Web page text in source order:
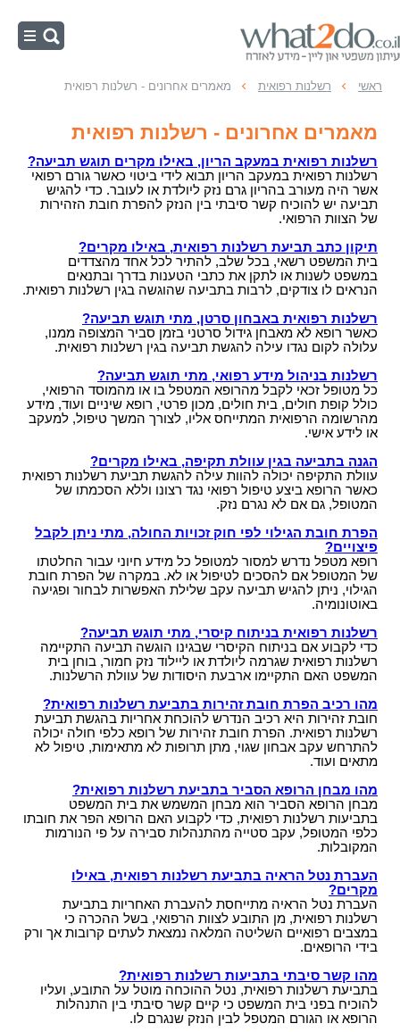
ראשי
מהי תאונת דרכים ?
מי זכאי לפיצויים?
תשלום תכוף לאחר תאונת דרכים
תאונת דרכים את מי תובעים?
חישוב פיצויים בתאונת דרכים
הקשר בין אבדן כושר השתכרות, נכות רפואית
ותיפקודית
תאונת דרכים עם חבלות קלות
תאונת פגע וברח - פיצויים
עבר רפואי ותאונת דרכים
עצות לנפגעים בתאונות דרכים
חוק הפיצויים לנפגעי תאונות דרכים
עורך דין תאונת דרכים, עברת תאונה? נשאר לבחור
עו"ד
תקנות פיצויים לנפגעי תאונות דרכים (תשלומים
תכופים)
חוק נפגעי תאונות דרכים (סיוע לבני משפחה)
ייעוץ - עורכי דין
שאלות ותשובות - נזקי גוף
פורום אורטופדיה וכירורגיה
מהי תאונת עבודה?
תאונות עבודה נוספות
תאונת עבודה במהלך הפסקה בתוך יום העבודה
את מי תובעים לאחר תאונת עבודה ?
תאונות עבודה או נכות כללית מה עדיף?
ועדות רפואיות
עורך דין תאונת עבודה, עברת תאונה עבודה? מחפש
עו"ד?
רשלנות רפואית
רשלנות רפואית, ילדים ואחריות הרופאים
מהו טיפול רפואי רשלני?
מתי תוגש תביעת רשלנות רפואית?
את מי תובעים?
רשלנות רפואית, מהי עוולת הרשלנות?
התיישנות ברשלנות רפואית
טעויות אולטראסאונד והקשר לרשלנות רפואית
רשלנות רפואית- העברת נטל הראיה אל הנתבעים
רשלנות רפואית - אבחון לקוי
רשלנות רפואית בלידה - הריון
תביעת רשלנות רפואית - הריון, לידה
שיתוק מוחין, פיגור שכלי, תביעת רשלנות רפואית
רשלנות רפואית- ניתוח פלסטי קוסמטי
זכויות החולה- על הזכויות שלנו בתחום הבריאות
מידע על תביעות רשלנות רפואית
ס` 35-36 לחוק הנזיקין
חוק זכויות החולה
ביטוח לאומי
זכויות נכים בביטוח לאומי
מחלות מקצוע
מיקרוטראומה
פיצויים בעקות תאונה אשר איננה תאונת עבודה -
מהם דמי תאונה?
נפגעי פעולות איבה
ביטוח לאומי - תביעות פיצויים נפגעי תאונות עבודה
צבא - משרד הביטחון
תביעות נגד משרד הביטחון
התיישנות - משרד הביטחון, צבא
הקשר בין השרות הצבאי למחלות נפש
פסוריאזיס, צבא - קשר בין המחלה לשרות
כיב קיבה, שרות צבאי והקשר
הקשר בין מחלת הסוכרת לשרות הצבאי
קצין תגמולים - בקשה לעיון נוסף
קצין תגמולים דחה את תביעתך?
נכי צה"ל וחוק הנכים, לאן?
קביעת אחוזי נכות לנפגעי משרד הביטחון - תקנות
נפגעי פעולות איבה - טרור
הלם קרב
קצין תגמולים- מידע משפטי ומדריך להגשת תביעה
נכי צה"ל - דוגמאות לתביעות נכות
עורכי דין מייעצים- משרד הביטחון, צבא
קטעי עיתונות
בחירת זכויות לפי חוק הביטוח הלאומי או לפי חוק
הנכים?
פגיעות אחרות
פגיעות במתקני ספורט, שעשועים
תאונות בחו"ל - איך לתבוע פיצויים
תביעת פיצויים בגין פגיעה בפרטיות
תביעות תלמידים - תאונות ילדים
תאונות אופניים
תאונות אופנוע - רכב דו גלגלי
תביעת ביטוח בגין נכות מתאונה ומחלוקת בנוגע
לפרשנות חישוב הפיצוי
פגיעות ברחוב - תאונה בשטח ציבורי
חיה מועדת - נשיכת כלב
רשלנות מקצועית
זכויות נפגעי עבירה| קורבנות משפט פלילי ועבירות
מין
חוק פיצוי לנפגעי פוליו, התשס"ז-2007
בדיקת החזרי מס
דואר אלקטרוני, חוק הספאם ודואר זבל, עד מתי?
צליפת שוט, פגיעות ראש, זעזוע מוח, פגיעה נפשית
דירוג עורכי דין - פרסום עורכי דין בחינם באינטרנט !
מומחה רפואי - מה תפקידו ?
ראשי רשלנות רפואית מאמרים אחרונים - רשלנות רפואית
מאמרים אחרונים - רשלנות רפואית
רשלנות רפואית במעקב הריון, באילו מקרים תוגש תביעה?
רשלנות רפואית במעקב הריון תבוא לידי ביטוי כאשר גורם רפואי
אשר היה מעורב בהריון גרם נזק ליולדת או לעובר. כדי להגיש
תביעה יש להוכיח קשר סיבתי בין הנזק להפרת חובת הזהירות
של הצוות הרפואי.
תיקון כתב תביעת רשלנות רפואית, באילו מקרים?
בית המשפט רשאי, בכל שלב, להתיר לכל אחד מהצדדים
במשפט לשנות או לתקן את כתבי הטענות בדרך ובתנאים
הנראים לו צודקים, לרבות בתביעה שהוגשה בגין רשלנות רפואית.
רשלנות רפואית באבחון סרטן, מתי תוגש תביעה?
כאשר רופא לא מאבחן גידול סרטני בזמן סביר המצופה ממנו,
עלולה לקום נגדו עילה להגשת תביעה בגין רשלנות רפואית.
רשלנות בניהול מידע רפואי, מתי תוגש תביעה?
כל מטופל זכאי לקבל מהרופא המטפל בו או מהמוסד הרפואי,
כולל קופת חולים, בית חולים, מכון פרטי, רופא שיניים ועוד, מידע
מהרשומה הרפואית המתייחס אליו, לצורך המשך טיפול, למעקב
או לידע אישי.
הגנה בתביעה בגין עוולת תקיפה, באילו מקרים?
עוולת התקיפה יכולה להוות עילה להגשת תביעת רשלנות רפואית
כאשר הרופא ביצע טיפול רפואי נגד רצונו וללא הסכמתו של
המטופל, גם אם לא נגרם נזק.
הפרת חובת הגילוי לפי חוק זכויות החולה, מתי ניתן לקבל
פיצויים?
רופא מטפל נדרש למסור למטופל כל מידע חיוני עבור החלטתו
של המטופל אם להסכים לטיפול או לא. במקרה של הפרת חובת
הגילוי, ניתן להגיש תביעה עקב שלילת האפשרות לבחור ופגיעה
באוטונומיה.
רשלנות רפואית בניתוח קיסרי, מתי תוגש תביעה?
כדי לקבוע אם בניתוח הקיסרי שבגינו הוגשה תביעה התקיימה
רשלנות רפואית שגרמה ליולדת או ליילוד נזק חמור, בוחן בית
המשפט האם התקיימו ארבעת היסודות של עוולת הרשלנות.
מהו רכיב הפרת חובת זהירות בתביעת רשלנות רפואית?
חובת זהירות היא רכיב הנדרש להוכחת אחריות בהגשת תביעת
רשלנות רפואית. הפרת חובת זהירות של רופא כלפי חולה יכולה
להתרחש עקב אבחון שגוי, מתן תרופות לא מתאימות, טיפול לא
מתאים ועוד.
מהו מבחן הרופא הסביר בתביעת רשלנות רפואית?
מבחן הרופא הסביר הוא מבחן המשמש את בית המשפט
בתביעות רשלנות רפואית, כדי לקבוע האם הרופא הפר את חובתו
כלפי המטופל, עקב סטייה מהתנהלות סבירה על פי הנורמות
המקובלות.
העברת נטל הראיה בתביעת רשלנות רפואית, באילו
מקרים?
העברת נטל הראיה מתייחסת להעברת האחריות בתביעת
רשלנות רפואית, מן התובע לצוות הרפואי, בשל ההכרה כי
במצבים רפואיים השליטה המלאה נמצאת לעתים קרובות אך ורק
בידי הרופאים.
מהו קשר סיבתי בתביעות רשלנות רפואית?
בתביעת רשלנות רפואית, נטל ההוכחה מוטל על התובע, ועליו
להוכיח בפני בית המשפט כי קיים קשר סיבתי בין התנהלות
הרופא או הגורם המטפל לבין הנזק שנגרם לו.